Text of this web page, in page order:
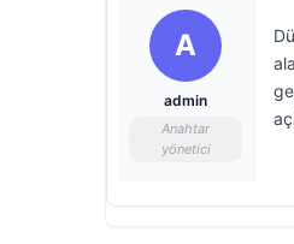
A
admin
Anahtar
yönetici